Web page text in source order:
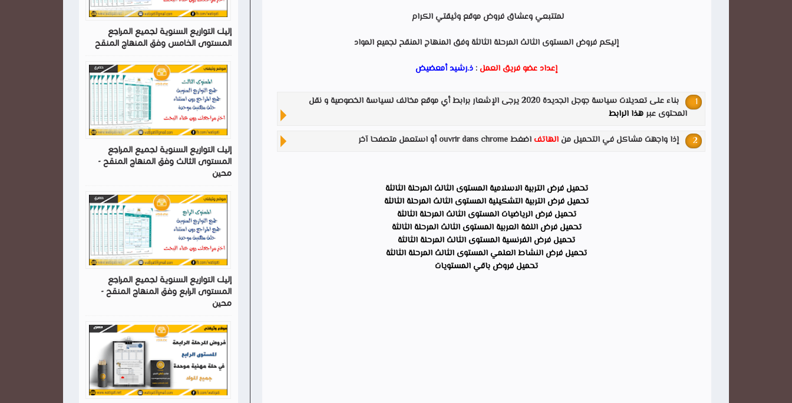
لمتتبعي وعشاق فروض موقع وثيقتي الكرام
إليكم فروض المستوى الثالث المرحلة الثالثة وفق المنهاج المنقح لجميع المواد
إعداد عضو فريق العمل:ذ.رشيد أمعضيض
بناء على تعديلات سياسة جوجل الجديدة 2020 يرجى الإشعار برابط أي موقع مخالف لسياسة الخصوصية و نقل
المحتوى عبرهذا الرابط
إذا واجهت مشاكل في التحميل منالهاتفاضغط ouvrir dans chrome أو استعمل متصفحا آخر
تحميل فرض التربية الاسلامية المستوى الثالث المرحلة الثالثة
تحميل فرض التربية التشكيلية المستوى الثالث المرحلة الثالثة
تحميل فرض الرياضيات المستوى الثالث المرحلة الثالثة
تحميل فرض اللغة العربية المستوى الثالث المرحلة الثالثة
تحميل فرض الفرنسية المستوى الثالث المرحلة الثالثة
تحميل فرض النشاط العلمي المستوى الثالث المرحلة الثالثة
تحميل فروض باقي المستويات
إليك التوازيع السنوية لجميع المراجع
المستوى الخامس وفق المنهاج المنقح
إليك التوازيع السنوية لجميع المراجع
المستوى الثالث وفق المنهاج المنقح -
محين
إليك التوازيع السنوية لجميع المراجع
المستوى الرابع وفق المنهاج المنقح -
محين